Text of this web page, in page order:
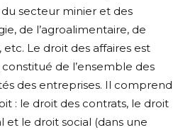
du secteur minier et des
de l’agroalimentaire, de
Le droit des affaires est
de l’ensemble des
des entreprises. Il comprend
: le droit des contrats, le droit
et le droit social (dans une